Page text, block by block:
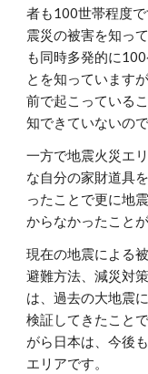
者も100世帯程度
震災の被害を知っ
も同時多発的に
とを知っています
前で起こっている
知できていないの
一方で地震火災エ
な自分の家財道具
ったことで更に地
からなかったこと
現在の地震による
避難方法、減災対
は、過去の大地震
検証してきたこと
がら日本は、今後
エリアです。